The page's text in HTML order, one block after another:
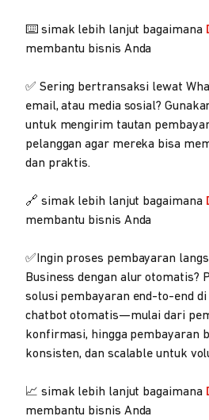
⌨️ simak lebih lanjut bagaimana
membantu bisnis Anda
✅ Sering bertransaksi lewat
email, atau media sosial?
untuk mengirim tautan
pelanggan agar mereka bisa
dan praktis.
🔗 simak lebih lanjut bagaimana
membantu bisnis Anda
✅Ingin proses pembayaran
Business dengan alur otomatis?
solusi pembayaran end-to-end di
chatbot otomatis—mulai dari
konfirmasi, hingga pembayaran
konsisten, dan scalable untuk
📈 simak lebih lanjut bagaimana
membantu bisnis Anda